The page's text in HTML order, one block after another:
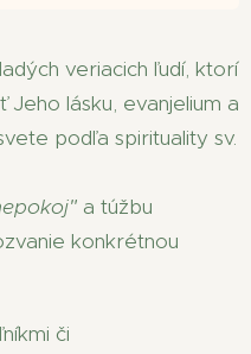
veriacich ľudí, ktorí
lásku, evanjelium a
podľa spirituality sv.
a túžbu
konkrétnou
či